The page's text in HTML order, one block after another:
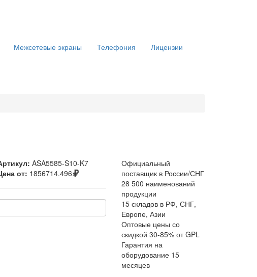
Межсетевые экраны Телефония Лицензии
ASA5585-S10-K7
от: 1856714.496
Официальный
поставщик в России/СНГ
28 500 наименований
продукции
15 складов в РФ, СНГ,
Европе, Азии
Оптовые цены со
скидкой 30-85% от GPL
Гарантия на
оборудование 15
месяцев